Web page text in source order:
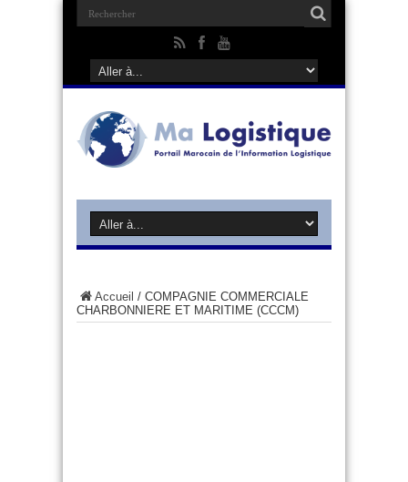
Accueil / COMPAGNIE COMMERCIALE
CHARBONNIERE ET MARITIME (CCCM)